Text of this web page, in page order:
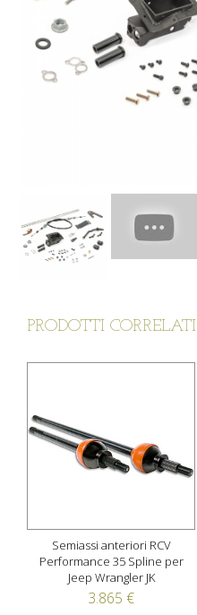
PRODOTTI CORRELATI
Semiassi anteriori RCV
Performance 35 Spline per
Jeep Wrangler JK
3.865 €